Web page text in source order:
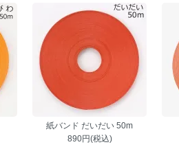
紙バンド だいだい 50m
890円(税込)